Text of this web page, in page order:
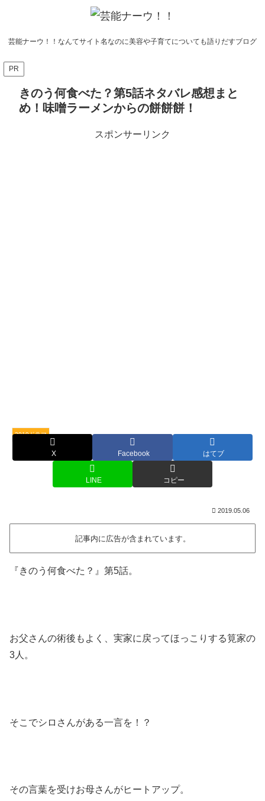
芸能ナーウ！！なんてサイト名なのに美容や子育てについても語りだすブログ
PR
きのう何食べた？第5話ネタバレ感想まと
め！味噌ラーメンからの餅餅餅！
スポンサーリンク
2019ドラマ
X Facebook はてブ
LINE コピー
2019.05.06
記事内に広告が含まれています。
『きのう何食べた？』第5話。
お父さんの術後もよく、実家に戻ってほっこりする筧家の
3人。
そこでシロさんがある一言を！？
その言葉を受けお母さんがヒートアップ。